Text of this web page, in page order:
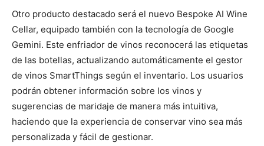
Otro producto destacado será el nuevo Bespoke AI Wine
Cellar, equipado también con la tecnología de Google
Gemini. Este enfriador de vinos reconocerá las etiquetas
de las botellas, actualizando automáticamente el gestor
de vinos SmartThings según el inventario. Los usuarios
podrán obtener información sobre los vinos y
sugerencias de maridaje de manera más intuitiva,
haciendo que la experiencia de conservar vino sea más
personalizada y fácil de gestionar.